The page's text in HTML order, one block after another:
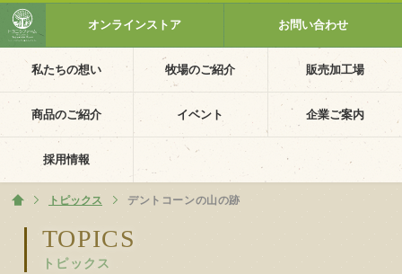
私たちの想い 牧場のご紹介 販売加工場
商品のご紹介 イベント 企業ご案内
採用情報
オンラインストア お問い合わせ
TOPICS
トピックス
ホーム
トピックス デントコーンの山の跡
ホーム
私たちの想い
PV動画
イベントカレンダー
イベント一覧
採用情報